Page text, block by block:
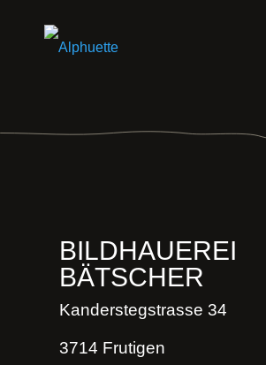
BILDHAUEREI
BÄTSCHER
Kanderstegstrasse 34
3714 Frutigen